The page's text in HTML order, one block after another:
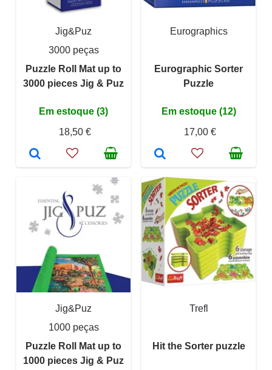
Jig&Puz
3000 peças
Puzzle Roll Mat up to
3000 pieces Jig & Puz
Em estoque (3)
18,50 €
Eurographics
Eurographic Sorter
Puzzle
Em estoque (12)
17,00 €
Jig&Puz
1000 peças
Puzzle Roll Mat up to
1000 pieces Jig & Puz
Trefl
Hit the Sorter puzzle